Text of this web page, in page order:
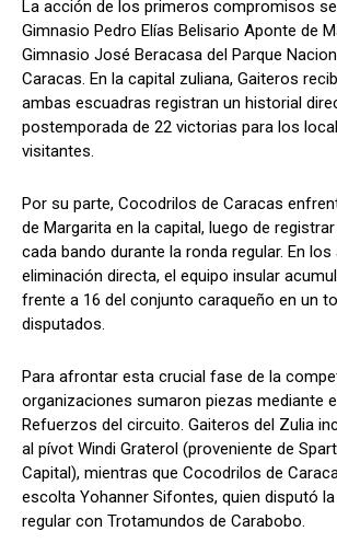
La acción de los primeros compromisos
Gimnasio Pedro Elías Belisario Aponte de
Gimnasio José Beracasa del Parque
Caracas. En la capital zuliana, Gaiteros
ambas escuadras registran un historial
postemporada de 22 victorias para los
visitantes.
Por su parte, Cocodrilos de Caracas
de Margarita en la capital, luego de
cada bando durante la ronda regular. En
eliminación directa, el equipo insular
frente a 16 del conjunto caraqueño en un
disputados.
Para afrontar esta crucial fase de la
organizaciones sumaron piezas mediante
Refuerzos del circuito. Gaiteros del Zulia
al pívot Windi Graterol (proveniente de
Capital), mientras que Cocodrilos de
escolta Yohanner Sifontes, quien disputó
regular con Trotamundos de Carabobo.